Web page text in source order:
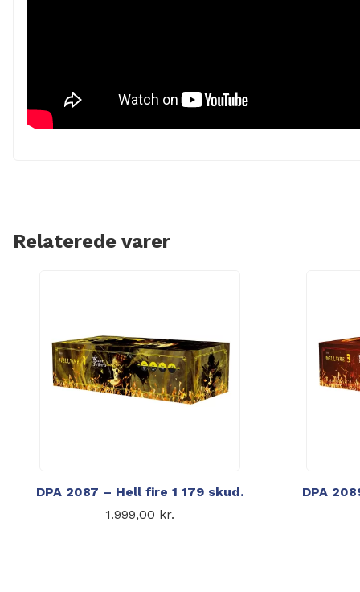
Relaterede varer
DPA 2087 – Hell fire 1 179 skud.
1.999,00 kr.
DPA